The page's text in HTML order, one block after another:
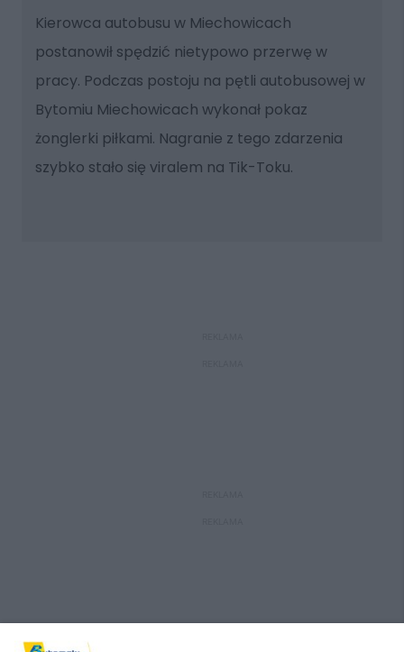
Kierowca autobusu w Miechowicach
postanowił spędzić nietypowo przerwę w
pracy. Podczas postoju na pętli autobusowej w
Bytomiu Miechowicach wykonał pokaz
żonglerki piłkami. Nagranie z tego zdarzenia
szybko stało się viralem na Tik-Toku.